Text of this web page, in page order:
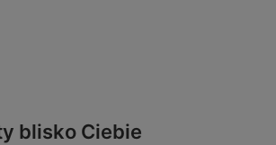
blisko Ciebie